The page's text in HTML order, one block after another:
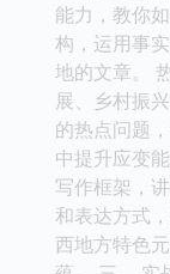
能力，教你
构，运用事
地的文章。
展、乡村振
的热点问题
中提升应变
写作框架，
和表达方式
西地方特色